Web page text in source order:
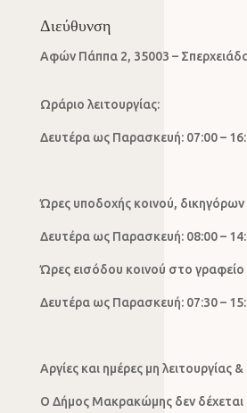
Διεύθυνση
Αφών Πάππα 2, 35003 –
Ωράριο λειτουργίας:
Δευτέρα ως Παρασκευή: 07:00 –
Ώρες υποδοχής κοινού, δικηγόρων
Δευτέρα ως Παρασκευή: 08:00 –
Ώρες εισόδου κοινού στο
Δευτέρα ως Παρασκευή: 07:30 –
Αργίες και ημέρες μη λειτουργίας
Ο Δήμος Μακρακώμης δεν δέχεται